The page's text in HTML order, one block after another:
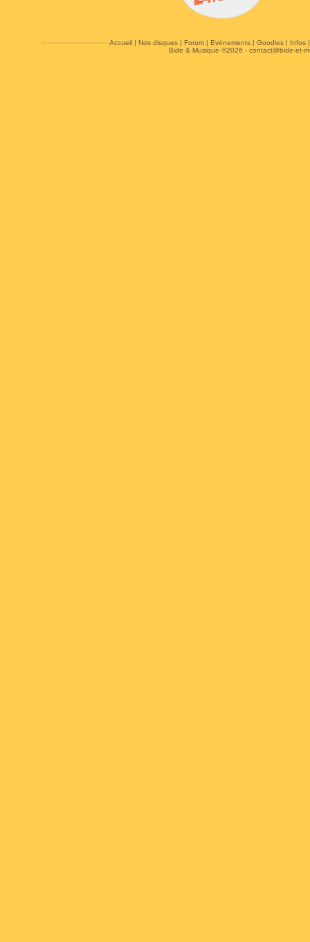
Accueil| Nos disques| Forum| Evénements| Goodies| Infos
Bide & Musique ©2026 - contact@bide-et-